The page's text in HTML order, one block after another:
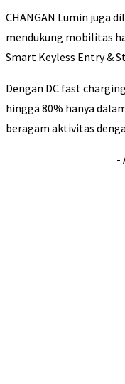
CHANGAN Lumin juga
mendukung mobilitas
Smart Keyless Entry &
Dengan DC fast
hingga 80% hanya
beragam aktivitas
-